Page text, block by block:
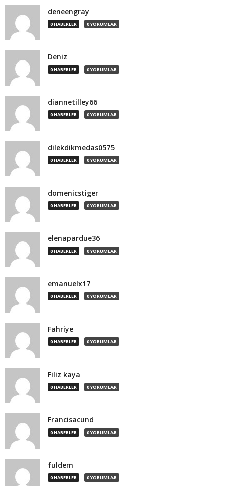
deneengray
0 HABERLER 0 YORUMLAR
Deniz
0 HABERLER 0 YORUMLAR
diannetilley66
0 HABERLER 0 YORUMLAR
dilekdikmedas0575
0 HABERLER 0 YORUMLAR
domenicstiger
0 HABERLER 0 YORUMLAR
elenapardue36
0 HABERLER 0 YORUMLAR
emanuelx17
0 HABERLER 0 YORUMLAR
Fahriye
0 HABERLER 0 YORUMLAR
Filiz kaya
0 HABERLER 0 YORUMLAR
Francisacund
0 HABERLER 0 YORUMLAR
fuldem
0 HABERLER 0 YORUMLAR